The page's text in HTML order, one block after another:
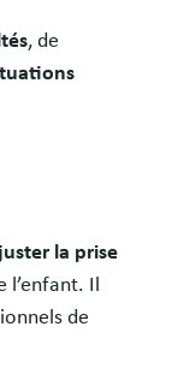
, de
la prise
Il
de